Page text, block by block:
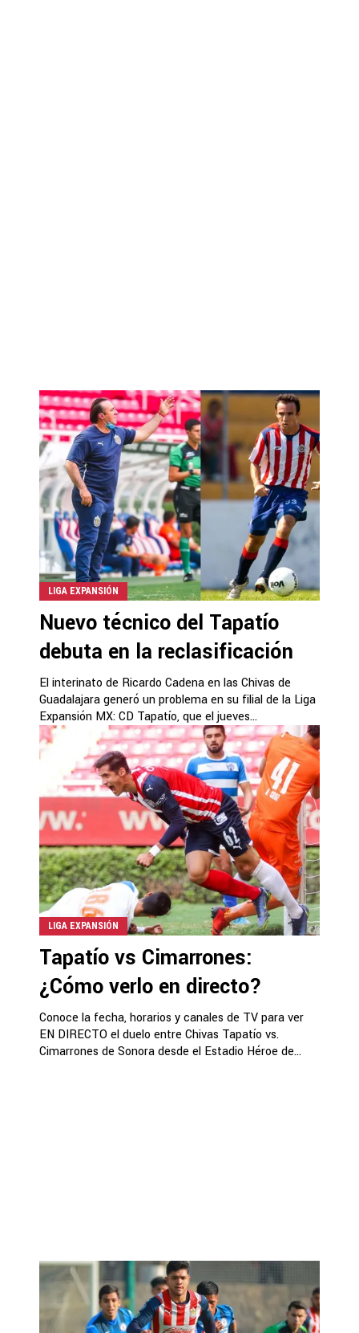
LIGA EXPANSIÓN
Nuevo técnico del Tapatío
debuta en la reclasificación
El interinato de Ricardo Cadena en las Chivas de
Guadalajara generó un problema en su filial de la Liga
Expansión MX: CD Tapatío, que el jueves...
LIGA EXPANSIÓN
Tapatío vs Cimarrones:
¿Cómo verlo en directo?
Conoce la fecha, horarios y canales de TV para ver
EN DIRECTO el duelo entre Chivas Tapatío vs.
Cimarrones de Sonora desde el Estadio Héroe de...